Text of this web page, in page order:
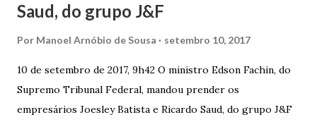
Saud, do grupo J&F
Por Manoel Arnóbio de Sousa setembro 10, 2017
10 de setembro de 2017, 9h42 O ministro Edson Fachin, do
Supremo Tribunal Federal, mandou prender os
empresários Joesley Batista e Ricardo Saud, do grupo J&F